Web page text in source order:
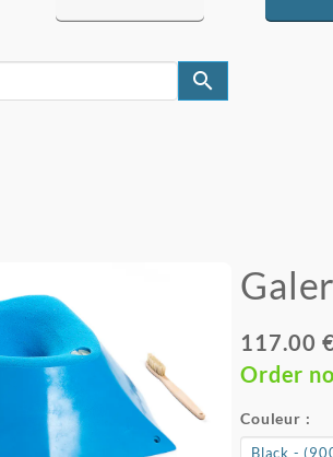
search
117.00
Order
Couleur :